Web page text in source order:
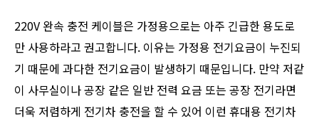
220V 완속 충전 케이블은 가정용으로는 아주 긴급한 용도로
만 사용하라고 권고합니다. 이유는 가정용 전기요금이 누진되
기 때문에 과다한 전기요금이 발생하기 때문입니다. 만약 저같
이 사무실이나 공장 같은 일반 전력 요금 또는 공장 전기라면
더욱 저렴하게 전기차 충전을 할 수 있어 이런 휴대용 전기차